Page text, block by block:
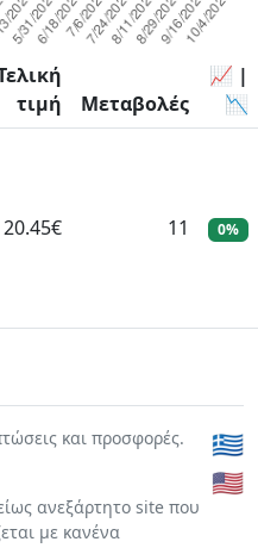
τιμή
Μεταβολές
📈 |
📉
20.45€ 11 0%
και προσφορές.
ανεξάρτητο site που
με κανένα
🇬🇷
🇺🇸